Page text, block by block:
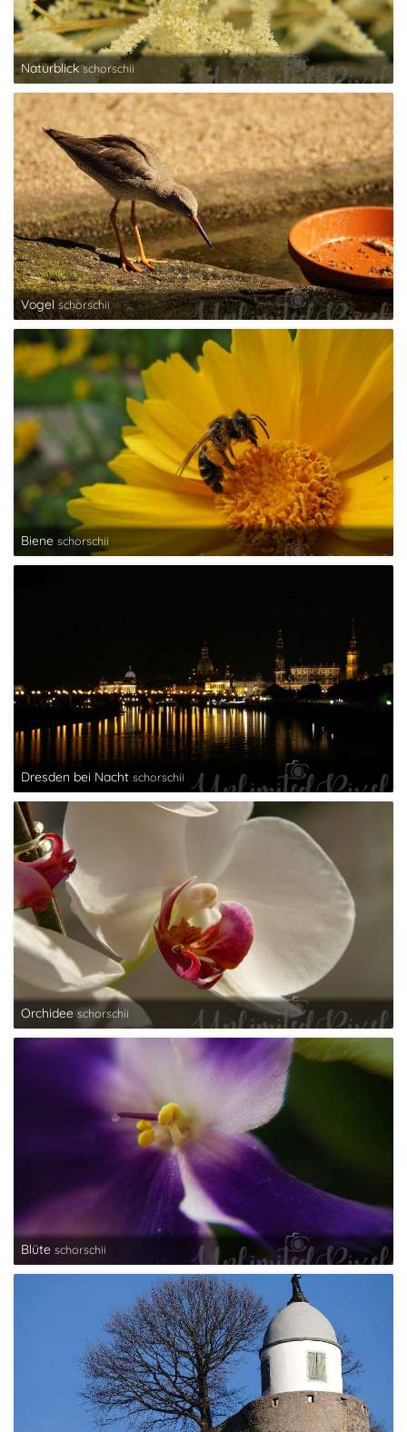
Naturblick schorschii
Vogel schorschii
Biene schorschii
Dresden bei Nacht schorschii
Orchidee schorschii
Blüte schorschii